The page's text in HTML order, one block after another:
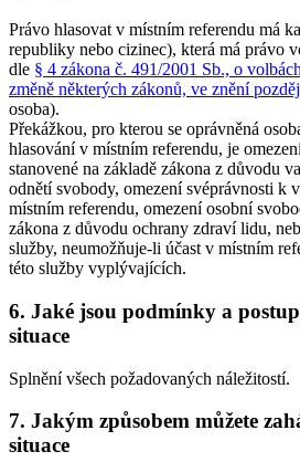
Právo hlasovat v místním referendu má
republiky nebo cizinec), která má právo
dle § 4 zákona č. 491/2001 Sb., o
změně některých zákonů, ve znění
osoba).
Překážkou, pro kterou se oprávněná
hlasování v místním referendu, je
stanovené na základě zákona z důvodu
odnětí svobody, omezení svéprávnosti k
místním referendu, omezení osobní
zákona z důvodu ochrany zdraví lidu,
služby, neumožňuje-li účast v místním
této služby vyplývajících.
6. Jaké jsou podmínky a
situace
Splnění všech požadovaných náležitostí.
7. Jakým způsobem můžete
situace